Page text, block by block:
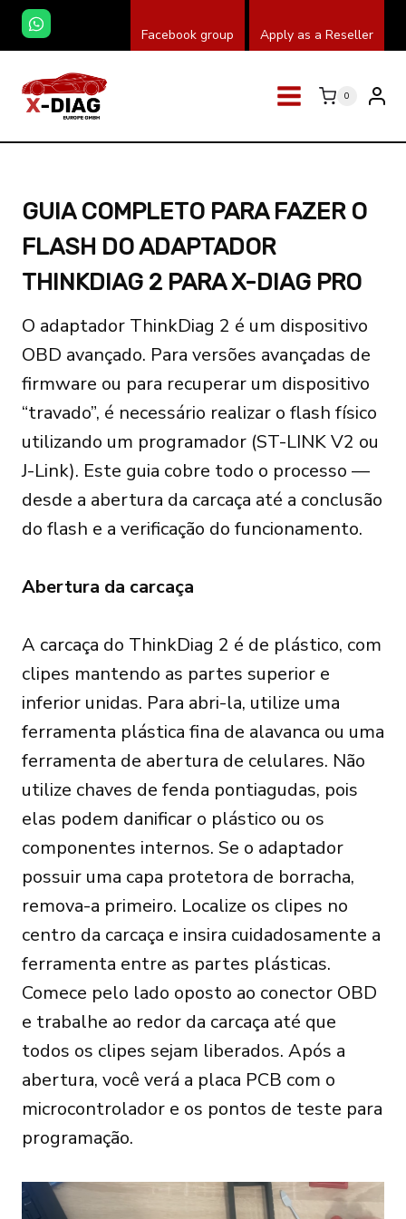
Skip
content
Facebook group Apply as a Reseller
0
GUIA COMPLETO PARA FAZER O
FLASH DO ADAPTADOR
THINKDIAG 2 PARA X-DIAG PRO
O adaptador ThinkDiag 2 é um dispositivo
OBD avançado. Para versões avançadas de
firmware ou para recuperar um dispositivo
“travado”, é necessário realizar o flash físico
utilizando um programador (ST-LINK V2 ou
J-Link). Este guia cobre todo o processo —
desde a abertura da carcaça até a conclusão
do flash e a verificação do funcionamento.
Abertura da carcaça
A carcaça do ThinkDiag 2 é de plástico, com
clipes mantendo as partes superior e
inferior unidas. Para abri-la, utilize uma
ferramenta plástica fina de alavanca ou uma
ferramenta de abertura de celulares. Não
utilize chaves de fenda pontiagudas, pois
elas podem danificar o plástico ou os
componentes internos. Se o adaptador
possuir uma capa protetora de borracha,
remova-a primeiro. Localize os clipes no
centro da carcaça e insira cuidadosamente a
ferramenta entre as partes plásticas.
Comece pelo lado oposto ao conector OBD
e trabalhe ao redor da carcaça até que
todos os clipes sejam liberados. Após a
abertura, você verá a placa PCB com o
microcontrolador e os pontos de teste para
programação.